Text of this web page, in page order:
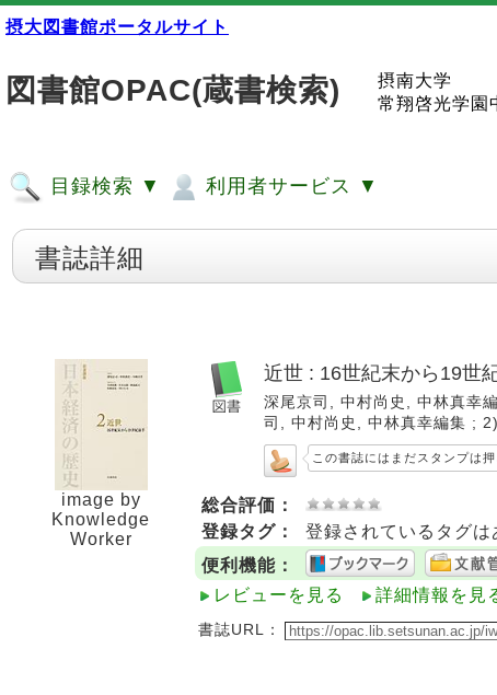
摂大図書館ポータルサイト
図書館OPAC(蔵書検索)
摂南大学
常翔啓光学園
目録検索 ▼ 利用者サービス ▼
書誌詳細
image by
Knowledge
Worker
近世 : 16世紀末から19世
深尾京司, 中村尚史, 中林真幸
司, 中村尚史, 中林真幸編集 ;
この書誌にはまだスタンプは押
総合評価：
登録タグ：
登録されているタグは
便利機能：
レビューを見る
詳細情報を見
書誌URL：